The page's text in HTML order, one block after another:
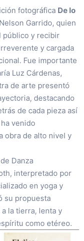
fotográfica De lo
Garrido, quien
público y recibir
y cargada
Fue importante
Luz Cárdenas,
de arte presentó
destacando
de cada pieza así
venido
obra de alto nivel y
Danza
interpretado por
en yoga y
su propuesta
la tierra, lenta y
como etéreo.